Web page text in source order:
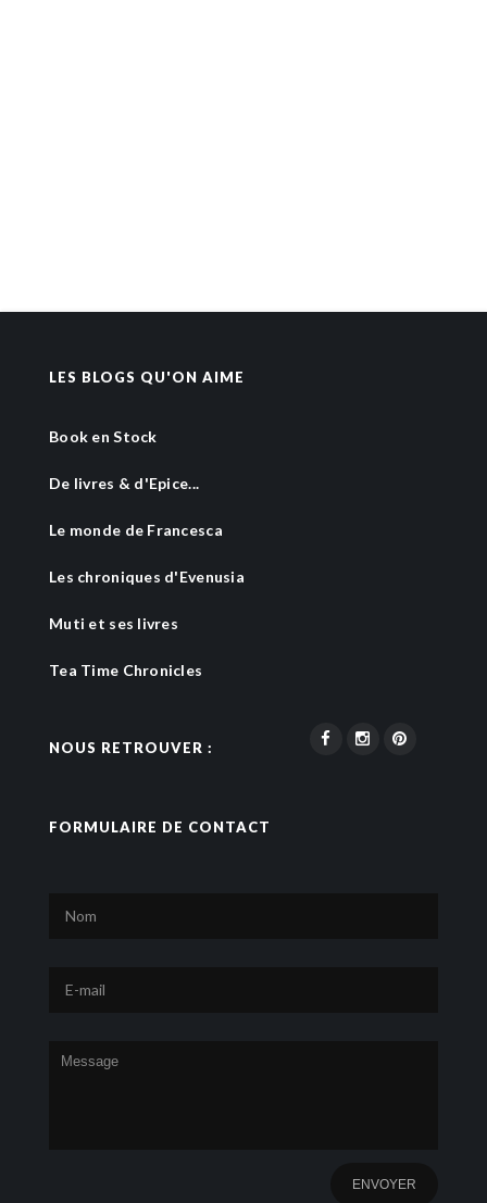
LES BLOGS QU'ON AIME
Book en Stock
De livres & d'Epice...
Le monde de Francesca
Les chroniques d'Evenusia
Muti et ses livres
Tea Time Chronicles
NOUS RETROUVER :
FORMULAIRE DE CONTACT